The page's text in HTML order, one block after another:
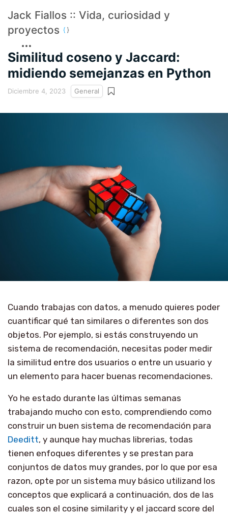
Jack Fiallos :: Vida, curiosidad y
proyectos
Similitud coseno y Jaccard:
midiendo semejanzas en Python
Diciembre 4, 2023 General
Cuando trabajas con datos, a menudo quieres poder
cuantificar qué tan similares o diferentes son dos
objetos. Por ejemplo, si estás construyendo un
sistema de recomendación, necesitas poder medir
la similitud entre dos usuarios o entre un usuario y
un elemento para hacer buenas recomendaciones.
Yo he estado durante las últimas semanas
trabajando mucho con esto, comprendiendo como
construir un buen sistema de recomendación para
Deeditt, y aunque hay muchas librerias, todas
tienen enfoques diferentes y se prestan para
conjuntos de datos muy grandes, por lo que por esa
razon, opte por un sistema muy básico utilizand los
conceptos que explicará a continuación, dos de las
cuales son el cosine similarity y el jaccard score del